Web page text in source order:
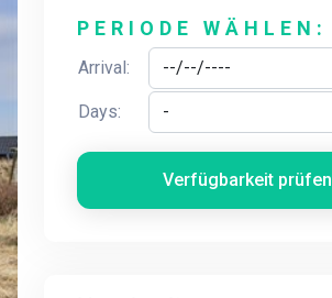
PERIODE WÄHLEN:
Arrival:
Days:
Verfügbarkeit prüfen